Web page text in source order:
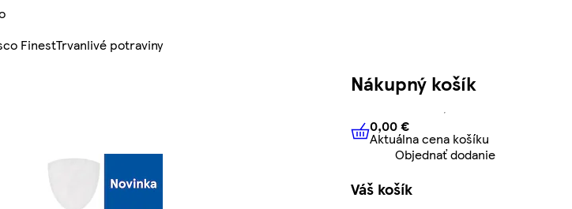
FinestTrvanlivé potraviny
Nákupný košík
0,00 € Aktuálna cena košíku
0,00 €
Aktuálna cena košíku
Objednať dodanie
Váš košík